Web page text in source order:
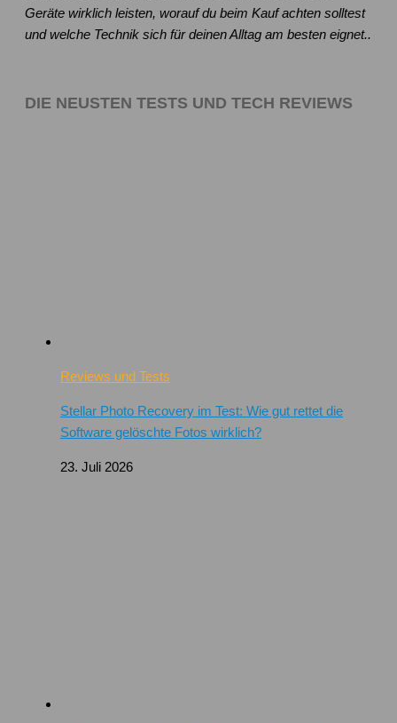
Geräte wirklich leisten, worauf du beim Kauf achten solltest
und welche Technik sich für deinen Alltag am besten eignet..
DIE NEUSTEN TESTS UND TECH REVIEWS
Reviews und Tests
Stellar Photo Recovery im Test: Wie gut rettet die
Software gelöschte Fotos wirklich?
23. Juli 2026